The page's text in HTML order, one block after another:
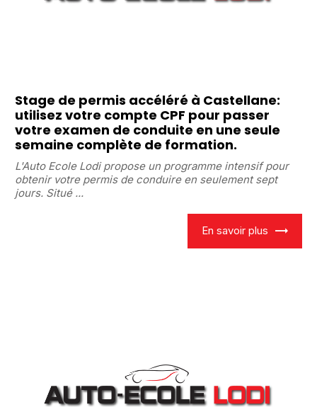
Stage de permis accéléré à Castellane:
utilisez votre compte CPF pour passer
votre examen de conduite en une seule
semaine complète de formation.
L'Auto Ecole Lodi propose un programme intensif pour
obtenir votre permis de conduire en seulement sept
jours. Situé ...
En savoir plus